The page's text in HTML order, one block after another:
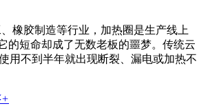
橡胶制造等行业，加热圈是生产线上
的短命却成了无数老板的噩梦。传统云
用不到半年就出现断裂、漏电或加热不
+